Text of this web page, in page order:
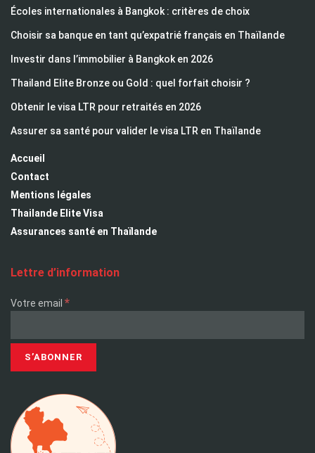
Écoles internationales à Bangkok : critères de choix
Choisir sa banque en tant qu’expatrié français en Thaïlande
Investir dans l’immobilier à Bangkok en 2026
Thailand Elite Bronze ou Gold : quel forfait choisir ?
Obtenir le visa LTR pour retraités en 2026
Assurer sa santé pour valider le visa LTR en Thaïlande
Accueil
Contact
Mentions légales
Thailande Elite Visa
Assurances santé en Thaïlande
Lettre d’information
Votre email *